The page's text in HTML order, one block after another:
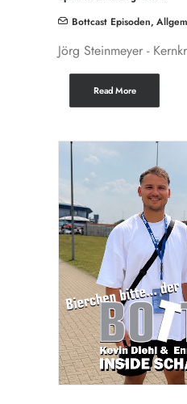
Bottcast Episoden,
Jörg Steinmeyer -
Read More